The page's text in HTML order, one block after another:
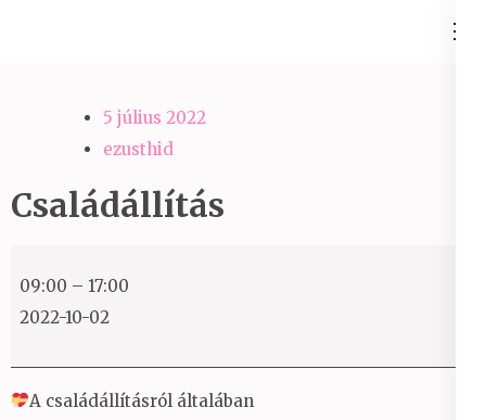
5 július 2022
ezusthid
Családállítás
09:00 – 17:00
2022-10-02
A családállításról általában